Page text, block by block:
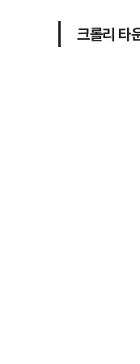
크롤리 타